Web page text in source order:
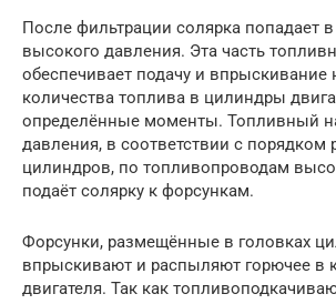
После фильтрации солярка попадает
высокого давления. Эта часть
обеспечивает подачу и впрыскивание
количества топлива в цилиндры
определённые моменты. Топливный
давления, в соответствии с порядком
цилиндров, по топливопроводам
подаёт солярку к форсункам.
Форсунки, размещённые в головках
впрыскивают и распыляют горючее в
двигателя. Так как